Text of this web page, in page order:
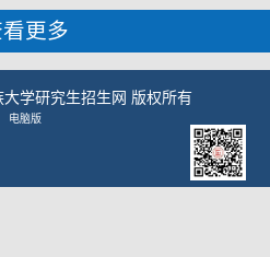
更多
学研究生招生网 版权所有
电脑版